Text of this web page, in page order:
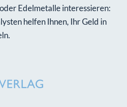
Edelmetalle interessieren:
helfen Ihnen, Ihr Geld in